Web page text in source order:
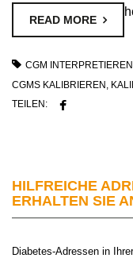
READ MORE
CGM INTERPRETIEREN
CGMS KALIBRIEREN,
TEILEN:
HILFREICHE
ERHALTEN SIE
Diabetes-Adressen in